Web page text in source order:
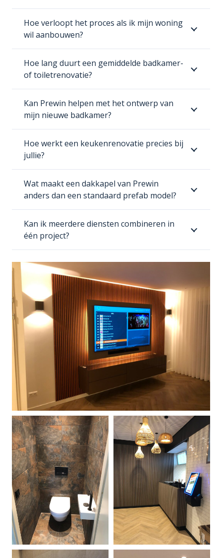
Hoe verloopt het proces als ik mijn woning
wil aanbouwen?
Hoe lang duurt een gemiddelde badkamer-
of toiletrenovatie?
Kan Prewin helpen met het ontwerp van
mijn nieuwe badkamer?
Hoe werkt een keukenrenovatie precies bij
jullie?
Wat maakt een dakkapel van Prewin
anders dan een standaard prefab model?
Kan ik meerdere diensten combineren in
één project?